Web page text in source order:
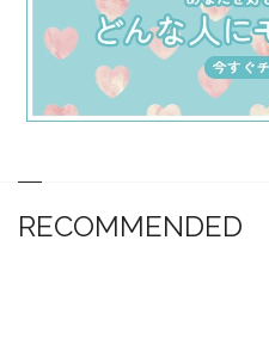
RECOMMENDED